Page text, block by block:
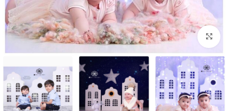
برای بزرگنمایی کلیک کنید